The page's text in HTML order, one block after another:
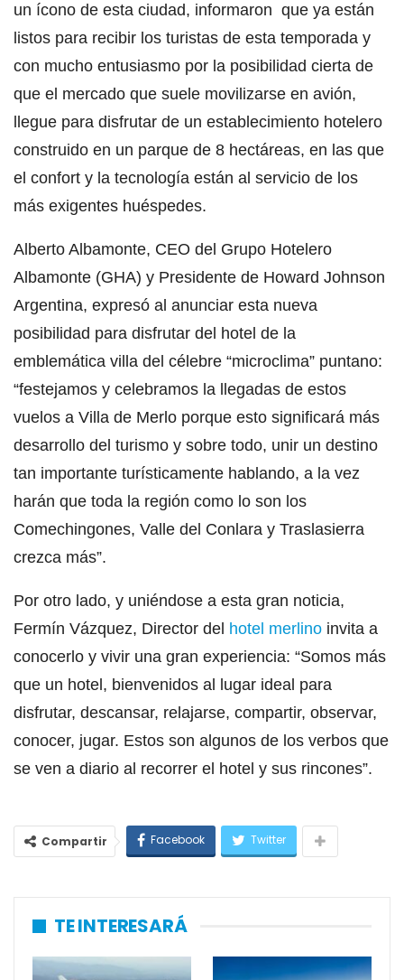
un ícono de esta ciudad, informaron que ya están
listos para recibir los turistas de esta temporada y
con mucho entusiasmo por la posibilidad cierta de
que el mercado que suele movilizarse en avión,
llegue para disfrutar de un establecimiento hotelero
construido en un parque de 8 hectáreas, en las que
el confort y la tecnología están al servicio de los
más exigentes huéspedes.
Alberto Albamonte, CEO del Grupo Hotelero
Albamonte (GHA) y Presidente de Howard Johnson
Argentina, expresó al anunciar esta nueva
posibilidad para disfrutar del hotel de la
emblemática villa del célebre “microclima” puntano:
“festejamos y celebramos la llegadas de estos
vuelos a Villa de Merlo porque esto significará más
desarrollo del turismo y sobre todo, unir un destino
tan importante turísticamente hablando, a la vez
harán que toda la región como lo son los
Comechingones, Valle del Conlara y Traslasierra
crezca más”.
Por otro lado, y uniéndose a esta gran noticia,
Fermín Vázquez, Director del hotel merlino invita a
conocerlo y vivir una gran experiencia: “Somos más
que un hotel, bienvenidos al lugar ideal para
disfrutar, descansar, relajarse, compartir, observar,
conocer, jugar. Estos son algunos de los verbos que
se ven a diario al recorrer el hotel y sus rincones”.
Compartir Facebook Twitter
TE INTERESARÁ